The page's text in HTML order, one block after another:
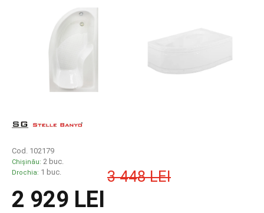
Cod. 102179
Chișinău: 2 buc.
Drochia: 1 buc.
2 929 LEI
3 448 LEI